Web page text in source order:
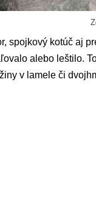
spojkový kotúč aj
alebo leštilo.
v lamele či